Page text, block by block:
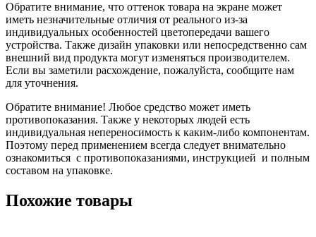
Обратите внимание, что оттенок товара на экране может
иметь незначительные отличия от реального из-за
индивидуальных особенностей цветопередачи вашего
устройства. Также дизайн упаковки или непосредственно сам
внешний вид продукта могут изменяться производителем.
Если вы заметили расхождение, пожалуйста, сообщите нам
для уточнения.
Обратите внимание! Любое средство может иметь
противопоказания. Также у некоторых людей есть
индивидуальная непереносимость к каким-либо компонентам.
Поэтому перед применением всегда следует внимательно
ознакомиться с противопоказаниями, инструкцией и полным
составом на упаковке.
Похожие товары